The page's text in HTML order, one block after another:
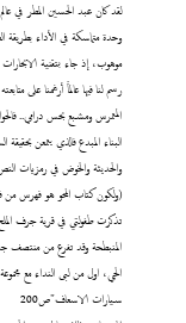
لقد كان عبد الحسين المطر في
وحدة متماسكة في الأداء بطريقة
موهوب، إذ جاء بتقنية
رسم لنا فيها عالماً أرغمنا على
المتمرس ومشبع بحس درامي..
البناء المبدع فالذي يتمعن
والحديثة والخوض في رمزيات النص
تذكرت طفولتي في قرية جرف
الحي، اول من لبى النداء مع
سيارات الاسعاف"ص200